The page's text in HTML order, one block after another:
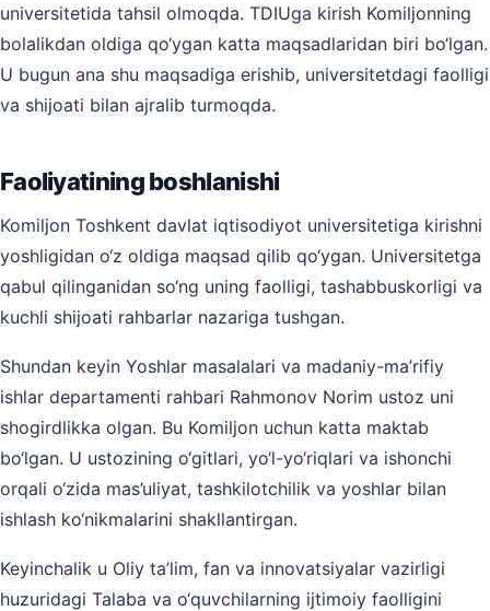
universitetida tahsil olmoqda. TDIUga kirish Komiljonning
bolalikdan oldiga qo‘ygan katta maqsadlaridan biri bo‘lgan.
U bugun ana shu maqsadiga erishib, universitetdagi faolligi
va shijoati bilan ajralib turmoqda.
Faoliyatining boshlanishi
Komiljon Toshkent davlat iqtisodiyot universitetiga kirishni
yoshligidan o‘z oldiga maqsad qilib qo‘ygan. Universitetga
qabul qilinganidan so‘ng uning faolligi, tashabbuskorligi va
kuchli shijoati rahbarlar nazariga tushgan.
Shundan keyin Yoshlar masalalari va madaniy-ma’rifiy
ishlar departamenti rahbari Rahmonov Norim ustoz uni
shogirdlikka olgan. Bu Komiljon uchun katta maktab
bo‘lgan. U ustozining o‘gitlari, yo‘l-yo‘riqlari va ishonchi
orqali o‘zida mas’uliyat, tashkilotchilik va yoshlar bilan
ishlash ko‘nikmalarini shakllantirgan.
Keyinchalik u Oliy ta’lim, fan va innovatsiyalar vazirligi
huzuridagi Talaba va o‘quvchilarning ijtimoiy faolligini